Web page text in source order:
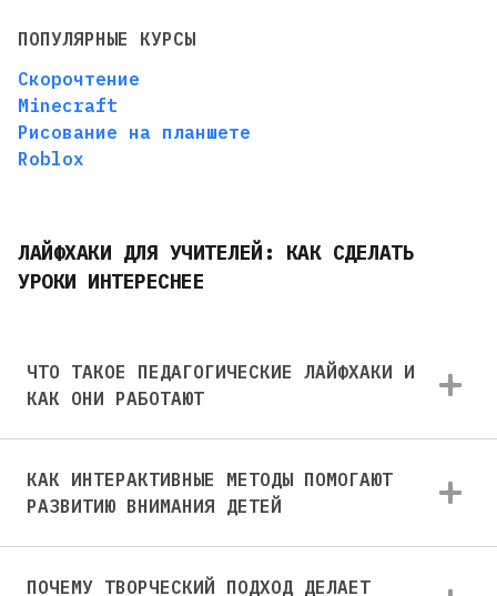
ПОПУЛЯРНЫЕ КУРСЫ
Скорочтение
Minecraft
Рисование на планшете
Roblox
ЛАЙФХАКИ ДЛЯ УЧИТЕЛЕЙ: КАК СДЕЛАТЬ
УРОКИ ИНТЕРЕСНЕЕ
ЧТО ТАКОЕ ПЕДАГОГИЧЕСКИЕ ЛАЙФХАКИ И
КАК ОНИ РАБОТАЮТ
КАК ИНТЕРАКТИВНЫЕ МЕТОДЫ ПОМОГАЮТ
РАЗВИТИЮ ВНИМАНИЯ ДЕТЕЙ
ПОЧЕМУ ТВОРЧЕСКИЙ ПОДХОД ДЕЛАЕТ